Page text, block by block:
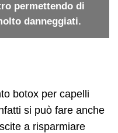
permettendo di
danneggiati.
botox per capelli
si può fare anche
a risparmiare